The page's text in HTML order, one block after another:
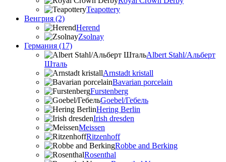
Teapottery
Венгрия (2)
Herend
Zsolnay
Германия (17)
Albert Stahl/Альбеpт
Шталь
Arnstadt kristall
Bavarian porcelain
Furstenberg
Goebel/Гебель
Hering Berlin
Irish dresden
Meissen
Ritzenhoff
Robbe and Berking
Rosenthal